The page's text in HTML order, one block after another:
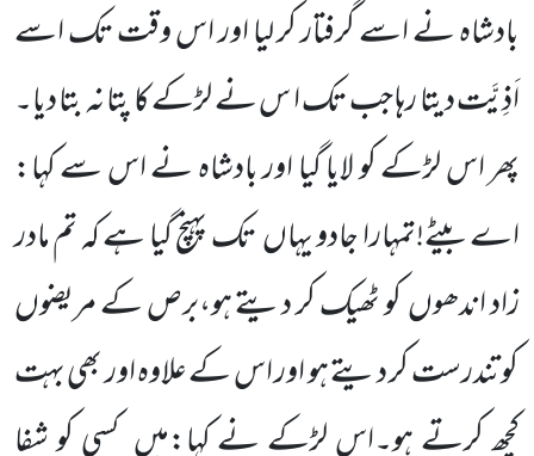
بادشاہ نے اسے گرفتار کر لیا اور اسوقت تک اسے
اَذِیَّت دیتا رہا جب تک ا س نے لڑکے کا پتا نہ بتا دیا۔
پھر اس لڑکے کو لایا گیا اور بادشاہ نے اس سے کہا:
اے بیٹے!تمہارا جادو یہاںتک پہنچ گیا ہے کہ تم مادر
زاد اندھوںکو ٹھیک کر دیتے ہو،برص کے مریضوں
کو تندرست کر دیتے ہو اور اس کے علاوہ اور بھی بہت
کچھ کرتے ہو۔اس لڑکے نے کہا:میں کسی کو شفا